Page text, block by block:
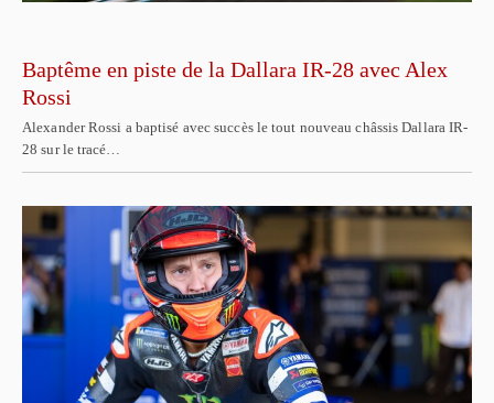
Baptême en piste de la Dallara IR-28 avec Alex
Rossi
Alexander Rossi a baptisé avec succès le tout nouveau châssis Dallara IR-
28 sur le tracé…